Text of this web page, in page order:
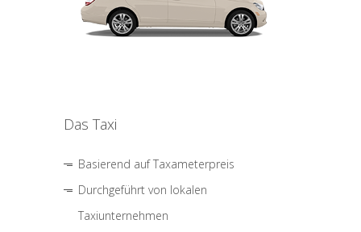
Das Taxi
Basierend auf Taxameterpreis
Durchgeführt von lokalen
Taxiunternehmen